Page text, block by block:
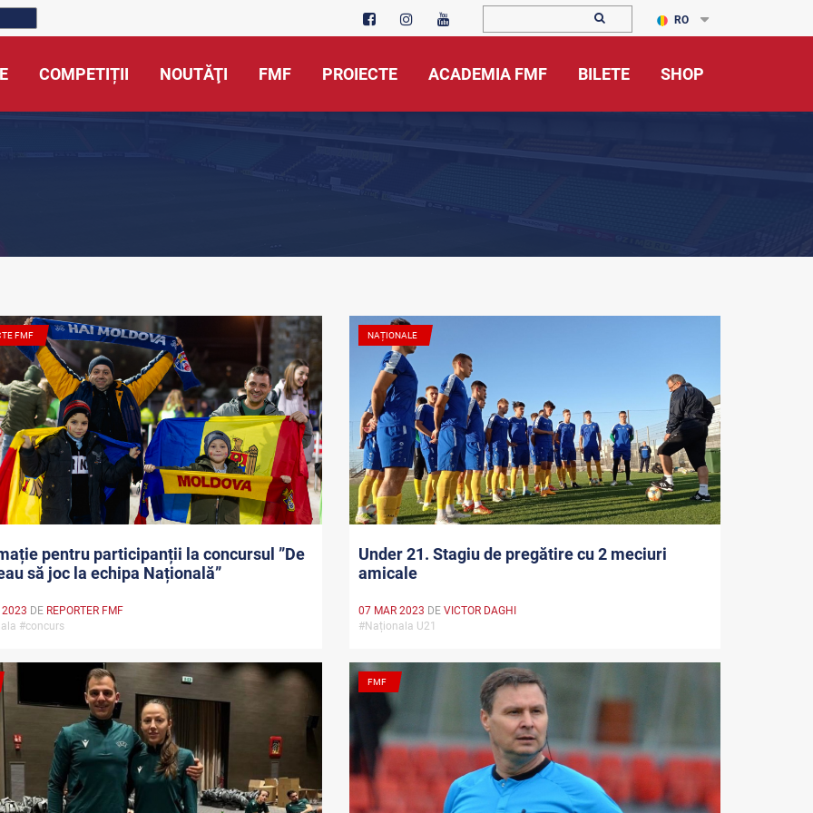
RO
COMPETIȚII NOUTĂŢI FMF PROIECTE ACADEMIA FMF BILETE SHOP
FMF
pentru participanții la concursul ”De
să joc la echipa Națională”
2023 DE REPORTER FMF
#concurs
NAȚIONALE
Under 21. Stagiu de pregătire cu 2 meciuri
amicale
07 MAR 2023 DEVICTOR DAGHI
#Naționala U21
FMF